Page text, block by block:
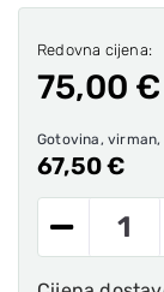
Redovna cijena:
75,00 €
Gotovina,
67,50 €